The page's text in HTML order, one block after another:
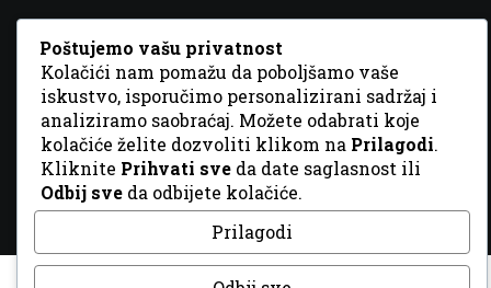
© 2026 Sva prava zadržana. DizajnGordonDM
Poštujemo vašu privatnost
Kolačići nam pomažu da poboljšamo vaše
iskustvo, isporučimo personalizirani sadržaj i
analiziramo saobraćaj. Možete odabrati koje
kolačiće želite dozvoliti klikom na Prilagodi.
Kliknite Prihvati sve da date saglasnost ili
Odbij sve da odbijete kolačiće.
Prilagodi